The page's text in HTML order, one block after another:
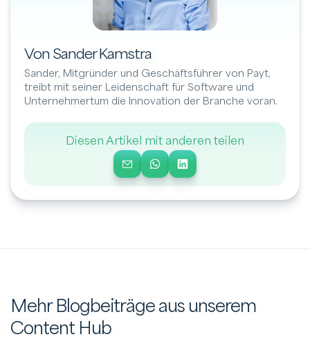
Von Sander Kamstra
Sander, Mitgründer und Geschäftsführer von Payt,
treibt mit seiner Leidenschaft für Software und
Unternehmertum die Innovation der Branche voran.
Diesen Artikel mit anderen teilen
Mehr Blogbeiträge aus unserem
Content Hub